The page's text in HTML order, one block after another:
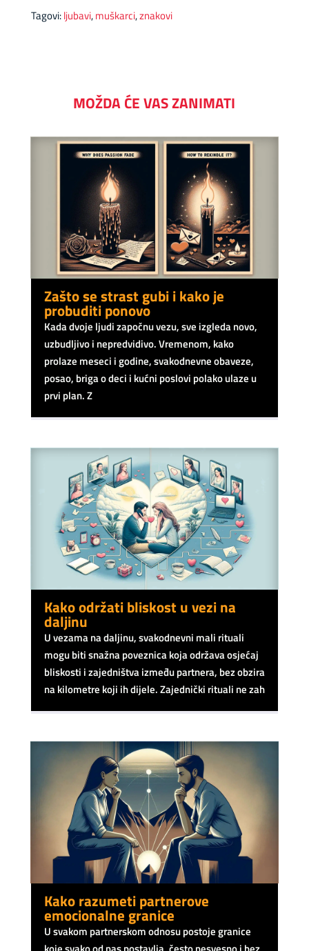
Tagovi:ljubavi,muškarci,znakovi
MOŽDA ĆE VAS ZANIMATI
Zašto se strast gubi i kako je
probuditi ponovo
Kada dvoje ljudi započnu vezu, sve izgleda novo,
uzbudljivo i nepredvidivo. Vremenom, kako
prolaze meseci i godine, svakodnevne obaveze,
posao, briga o deci i kućni poslovi polako ulaze u
prvi plan. Z
Kako održati bliskost u vezi na
daljinu
U vezama na daljinu, svakodnevni mali rituali
mogu biti snažna poveznica koja održava osjećaj
bliskosti i zajedništva između partnera, bez obzira
na kilometre koji ih dijele. Zajednički rituali ne zah
Kako razumeti partnerove
emocionalne granice
U svakom partnerskom odnosu postoje granice